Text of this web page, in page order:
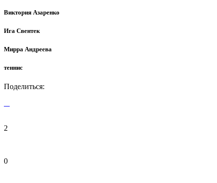
Виктория Азаренко
Ига Свентек
Мирра Андреева
теннис
Поделиться:
2
0